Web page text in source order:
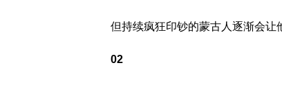
但持续疯狂印钞的蒙古人逐渐会让
02